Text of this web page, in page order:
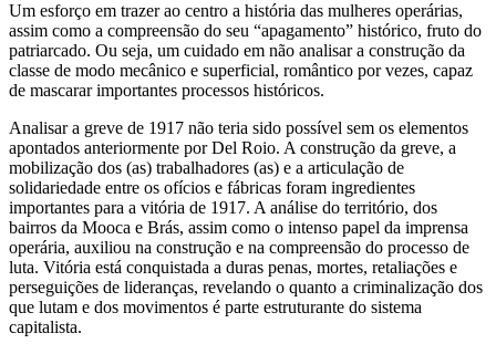
Um esforço em trazer ao centro a história das mulheres operárias,
assim como a compreensão do seu “apagamento” histórico, fruto do
patriarcado. Ou seja, um cuidado em não analisar a construção da
classe de modo mecânico e superficial, romântico por vezes, capaz
de mascarar importantes processos históricos.
Analisar a greve de 1917 não teria sido possível sem os elementos
apontados anteriormente por Del Roio. A construção da greve, a
mobilização dos (as) trabalhadores (as) e a articulação de
solidariedade entre os ofícios e fábricas foram ingredientes
importantes para a vitória de 1917. A análise do território, dos
bairros da Mooca e Brás, assim como o intenso papel da imprensa
operária, auxiliou na construção e na compreensão do processo de
luta. Vitória está conquistada a duras penas, mortes, retaliações e
perseguições de lideranças, revelando o quanto a criminalização dos
que lutam e dos movimentos é parte estruturante do sistema
capitalista.